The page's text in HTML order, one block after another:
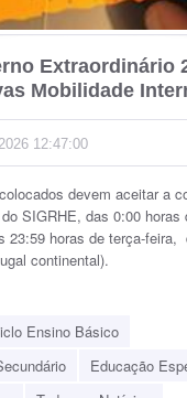
Extraordinário
Mobilidade
12:47:00
devem aceitar a
SIGRHE, das 0:00 horas
23:59 horas de terça-feira,
continental).
Ensino Básico
Educação